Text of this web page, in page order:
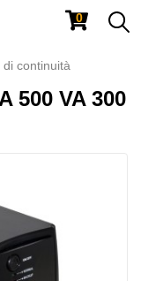
0
di continuità
500 VA 300